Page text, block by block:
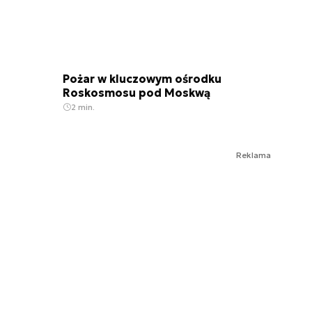
Pożar w kluczowym ośrodku
Roskosmosu pod Moskwą
2 min.
Reklama